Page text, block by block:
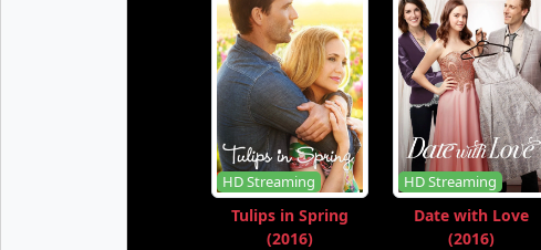
HD Streaming
Tulips in Spring
(2016)
HD Streaming
Date with Love
(2016)